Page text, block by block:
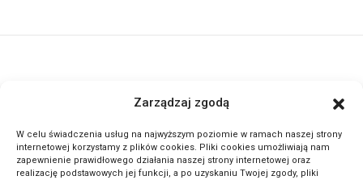
Zarządzaj zgodą
W celu świadczenia usług na najwyższym poziomie w ramach naszej strony
internetowej korzystamy z plików cookies. Pliki cookies umożliwiają nam
zapewnienie prawidłowego działania naszej strony internetowej oraz
realizację podstawowych jej funkcji, a po uzyskaniu Twojej zgody, pliki
informacji na przeróżne tematy. Dołącz do naszej społeczności,
METODA ODWRÓCONEJ LEKCJI: SEKRET GENIALNYCH